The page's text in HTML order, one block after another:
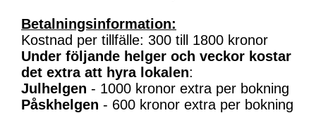
Betalningsinformation:
Kostnad per tillfälle: 300 till 1800 kronor
Under följande helger och veckor kostar
det extra att hyra lokalen:
Julhelgen - 1000 kronor extra per bokning
Påskhelgen - 600 kronor extra per bokning